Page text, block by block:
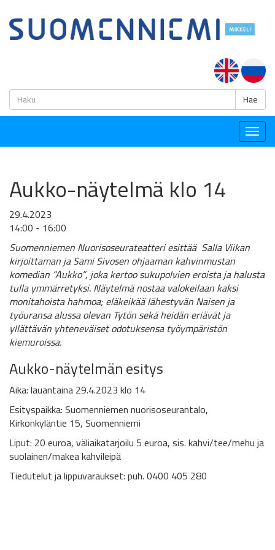
Hae
Aukko-näytelmä klo 14
29.4.2023
14:00 - 16:00
SuomenniemenNuorisoseurateatteri esittää Salla Viikan
kirjoittamanja SamiSivosen ohjaamankahvinmustan
komedian ”Aukko”, jokakertoosukupolvien eroista ja halusta
tulla ymmärretyksi.Näytelmä nostaavalokeilaankaksi
monitahoistahahmoa; eläkeikää lähestyvän Naisenja
työuransa alussa olevan Tytönsekäheidäneriävätja
yllättävän yhteneväisetodotuksensa työympäristön
kiemuroissa.
Aukko-näytelmän esitys
Aika: lauantaina 29.4.2023 klo 14
Esityspaikka: Suomenniemen nuorisoseurantalo,
Kirkonkyläntie 15, Suomenniemi
Liput: 20 euroa, väliaikatarjoilu 5 euroa,sis.kahvi/tee/mehu ja
suolainen/makea kahvileipä
Tiedutelut ja lippuvaraukset: puh. 0400 405 280